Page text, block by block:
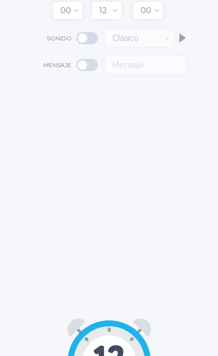
00 12 00
SONIDO Clásico
MENSAJE